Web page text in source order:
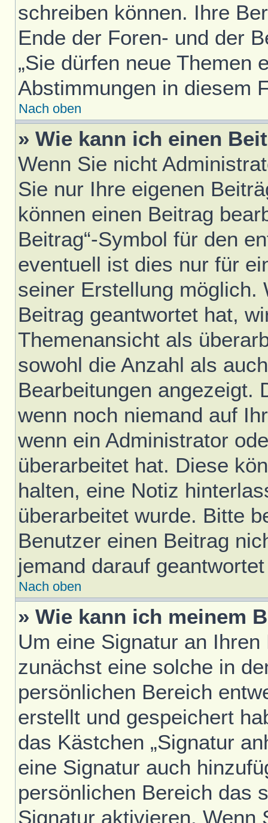
schreiben können. Ihre
Ende der Foren- und der
„Sie dürfen neue Themen
Abstimmungen in diesem
Nach oben
» Wie kann ich einen
Wenn Sie nicht
Sie nur Ihre eigenen
können einen Beitrag
Beitrag“-Symbol für den
eventuell ist dies nur für
seiner Erstellung möglich.
Beitrag geantwortet hat,
Themenansicht als
sowohl die Anzahl als
Bearbeitungen angezeigt.
wenn noch niemand auf
wenn ein Administrator
überarbeitet hat. Diese
halten, eine Notiz
überarbeitet wurde. Bitte
Benutzer einen Beitrag
jemand darauf
Nach oben
» Wie kann ich meinem
Um eine Signatur an
zunächst eine solche in
persönlichen Bereich
erstellt und gespeichert
das Kästchen „Signatur
eine Signatur auch
persönlichen Bereich das
Signatur aktivieren. Wenn